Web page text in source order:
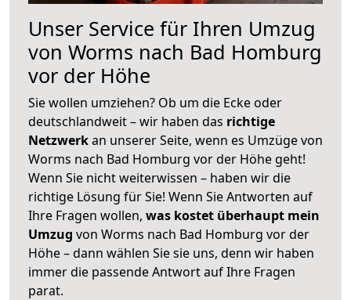
Unser Service für Ihren Umzug
von Worms nach Bad Homburg
vor der Höhe
Sie wollen umziehen? Ob um die Ecke oder
deutschlandweit – wir haben das richtige
Netzwerkan unserer Seite, wenn es Umzüge von
Worms nach Bad Homburg vor der Höhe geht!
Wenn Sie nicht weiterwissen – haben wir die
richtige Lösung für Sie! Wenn Sie Antworten auf
Ihre Fragen wollen, was kostet überhaupt mein
Umzug von Worms nach Bad Homburg vor der
Höhe – dann wählen Sie sie uns, denn wir haben
immer die passende Antwort auf Ihre Fragen
parat.